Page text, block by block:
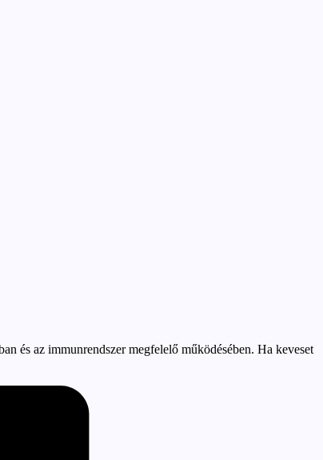
és az immunrendszer megfelelő működésében. Ha keveset